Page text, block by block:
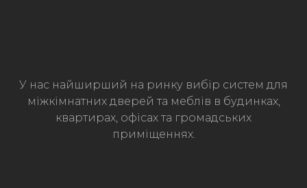
У нас найширший на ринку вибір систем для
міжкімнатних дверей та меблів в будинках,
квартирах, офісах та громадських
приміщеннях.